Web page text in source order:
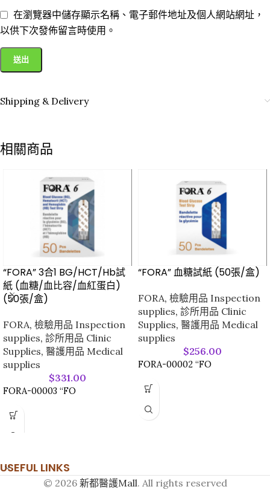
在瀏覽器中儲存顯示名稱、電子郵件地址及個人網站網址，
以供下次發佈留言時使用。
Shipping & Delivery
相關商品
“FORA” 3合1 BG/HCT/Hb試
紙 (血糖/血比容/血紅蛋白)
(50張/盒)
FORA, 檢驗用品 Inspection
supplies, 診所用品 Clinic
Supplies, 醫護用品 Medical
supplies
$331.00
FORA-00003 “FO
“FORA” 血糖試紙 (50張/盒)
FORA, 檢驗用品 Inspection
supplies, 診所用品 Clinic
Supplies, 醫護用品 Medical
supplies
$256.00
FORA-00002 “FO
USEFUL LINKS
© 2026 新都醫護Mall. All rights reserved